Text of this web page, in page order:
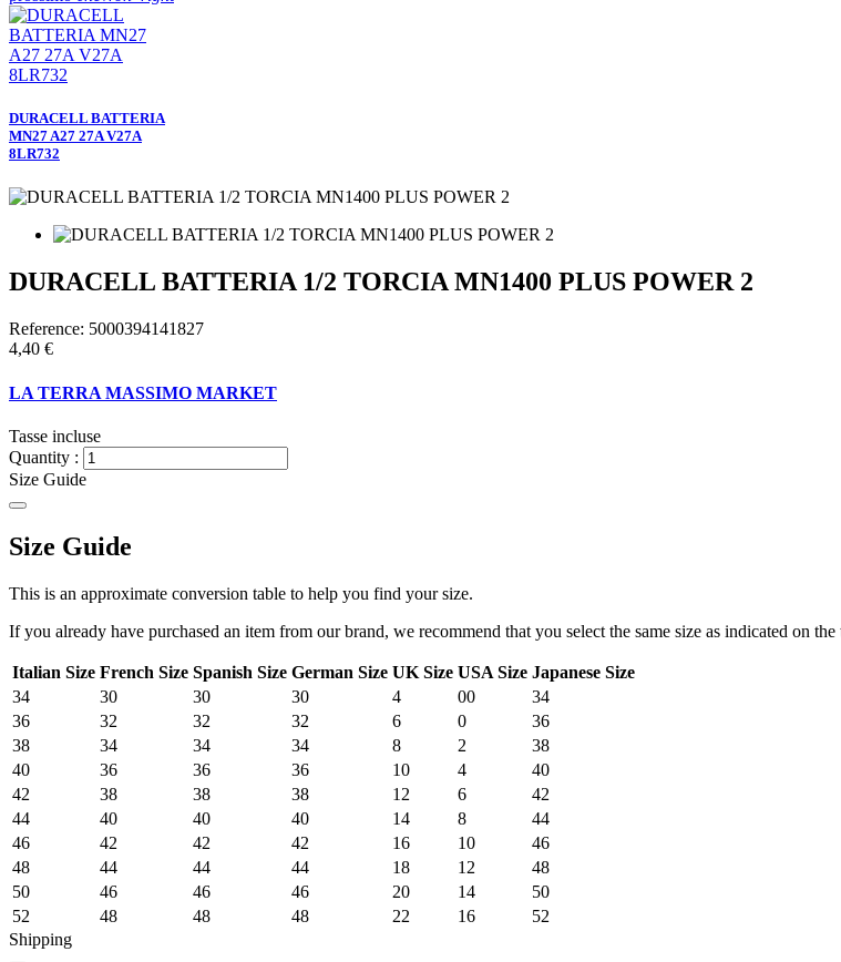
DURACELL BATTERIA
MN27 A27 27A V27A
8LR732
DURACELL BATTERIA 1/2 TORCIA MN1400 PLUS POWER 2
Reference: 5000394141827
4,40 €
LA TERRA MASSIMO MARKET
Tasse incluse
Quantity :
Size Guide
Size Guide
This is an approximate conversion table to help you find your size.
If you already have purchased an item from our brand, we recommend that you select the same size as indicated on the
Italian Size French Size Spanish Size German Size UK Size USA Size Japanese Size
34
30 30 30 4 00
34
36
32 32 32 6 0
36
38
34 34 34 8 2
38
40
36 36 36 10 4
40
42
38 38 38 12 6
42
44
40 40 40 14 8
44
46
42 42 42 16 10
46
48
44 44 44 18 12
48
50
46 46 46 20 14
50
52
48 48 48 22 16
52
Shipping